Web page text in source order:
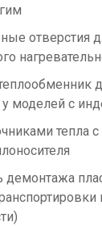
отверстия
моделей с
тепла
демонтажа